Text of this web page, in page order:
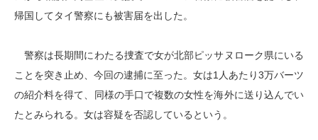
帰国してタイ警察にも被害届を出した。
警察は長期間にわたる捜査で女が北部ピッサヌローク県にいる
ことを突き止め、今回の逮捕に至った。女は1人あたり3万バーツ
の紹介料を得て、同様の手口で複数の女性を海外に送り込んでい
たとみられる。女は容疑を否認しているという。